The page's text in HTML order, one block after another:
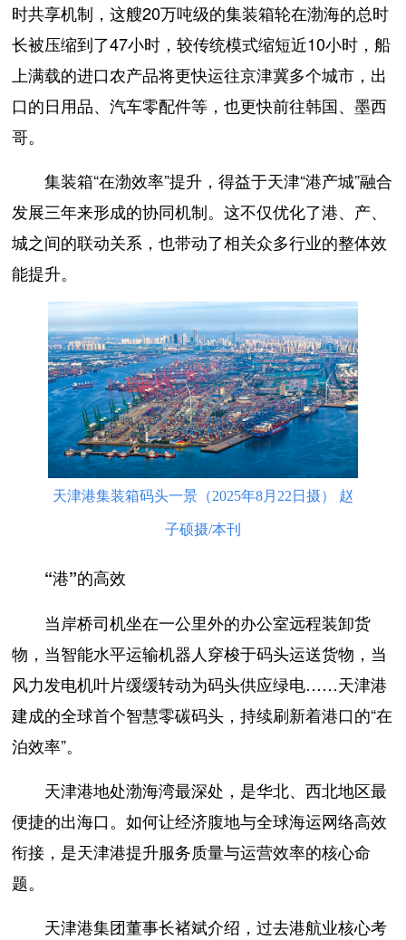
时共享机制，这艘20万吨级的集装箱轮在渤海的总时
长被压缩到了47小时，较传统模式缩短近10小时，船
上满载的进口农产品将更快运往京津冀多个城市，出
口的日用品、汽车零配件等，也更快前往韩国、墨西
哥。
集装箱“在渤效率”提升，得益于天津“港产城”融合
发展三年来形成的协同机制。这不仅优化了港、产、
城之间的联动关系，也带动了相关众多行业的整体效
能提升。
天津港集装箱码头一景（2025年8月22日摄） 赵
子硕摄/本刊
“港”的高效
当岸桥司机坐在一公里外的办公室远程装卸货
物，当智能水平运输机器人穿梭于码头运送货物，当
风力发电机叶片缓缓转动为码头供应绿电……天津港
建成的全球首个智慧零碳码头，持续刷新着港口的“在
泊效率”。
天津港地处渤海湾最深处，是华北、西北地区最
便捷的出海口。如何让经济腹地与全球海运网络高效
衔接，是天津港提升服务质量与运营效率的核心命
题。
天津港集团董事长褚斌介绍，过去港航业核心考